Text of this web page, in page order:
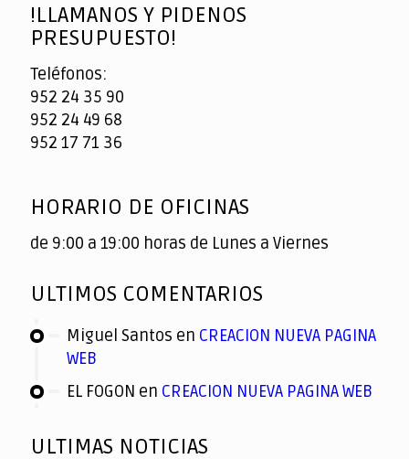
!LLAMANOS Y PIDENOS
PRESUPUESTO!
Teléfonos:
952 24 35 90
952 24 49 68
952 17 71 36
HORARIO DE OFICINAS
de 9:00 a 19:00 horas de Lunes a Viernes
ULTIMOS COMENTARIOS
Miguel Santos en CREACION NUEVA PAGINA
WEB
EL FOGON en CREACION NUEVA PAGINA WEB
ULTIMAS NOTICIAS